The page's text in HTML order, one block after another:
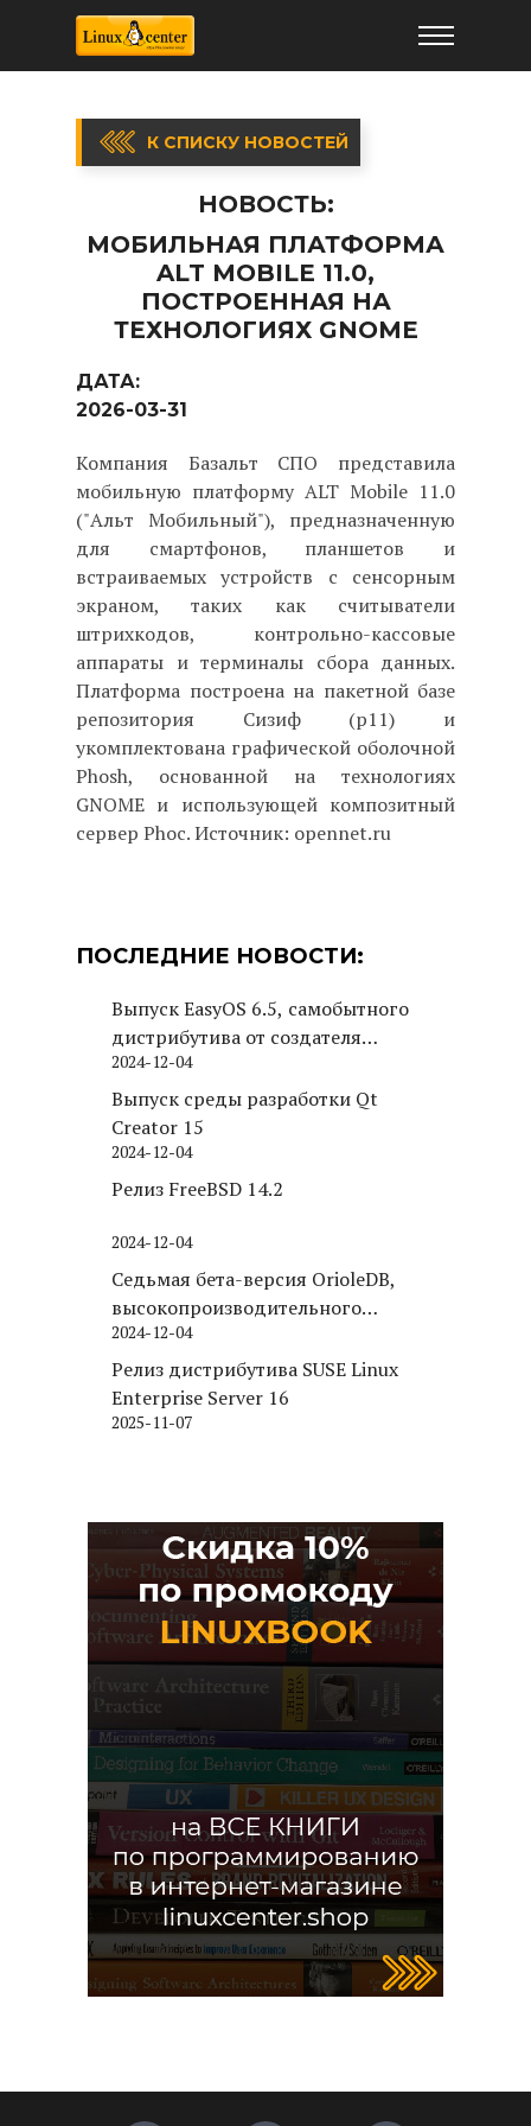
К СПИСКУ НОВОСТЕЙ
НОВОСТЬ:
МОБИЛЬНАЯ ПЛАТФОРМА
ALT MOBILE 11.0,
ПОСТРОЕННАЯ НА
ТЕХНОЛОГИЯХ GNOME
ДАТА:
2026-03-31
Компания Базальт СПО представила
мобильную платформу ALT Mobile 11.0
("Альт Мобильный"), предназначенную
для смартфонов, планшетов и
встраиваемых устройств с сенсорным
экраном, таких как считыватели
штрихкодов, контрольно-кассовые
аппараты и терминалы сбора данных.
Платформа построена на пакетной базе
репозитория Сизиф (p11) и
укомплектована графической оболочной
Phosh, основанной на технологиях
GNOME и использующей композитный
сервер Phoc. Источник: opennet.ru
ПОСЛЕДНИЕ НОВОСТИ:
Выпуск EasyOS 6.5, самобытного
дистрибутива от создателя
Puppy Linux
2024-12-04
Выпуск среды разработки Qt
Creator 15
2024-12-04
Релиз FreeBSD 14.2
2024-12-04
Седьмая бета-версия OrioleDB,
высокопроизводительного
движка хранения для PostgreSQL
2024-12-04
Релиз дистрибутива SUSE Linux
Enterprise Server 16
2025-11-07